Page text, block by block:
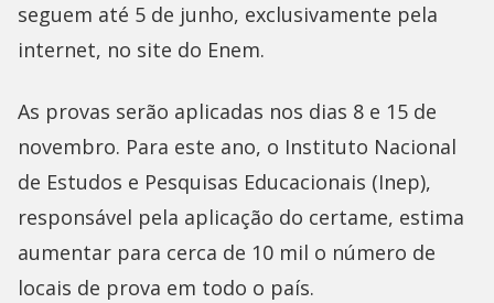
seguem até 5 de junho, exclusivamente pela
internet, no site do Enem.
As provas serão aplicadas nos dias 8 e 15 de
novembro. Para este ano, o Instituto Nacional
de Estudos e Pesquisas Educacionais (Inep),
responsável pela aplicação do certame, estima
aumentar para cerca de 10 mil o número de
locais de prova em todo o país.